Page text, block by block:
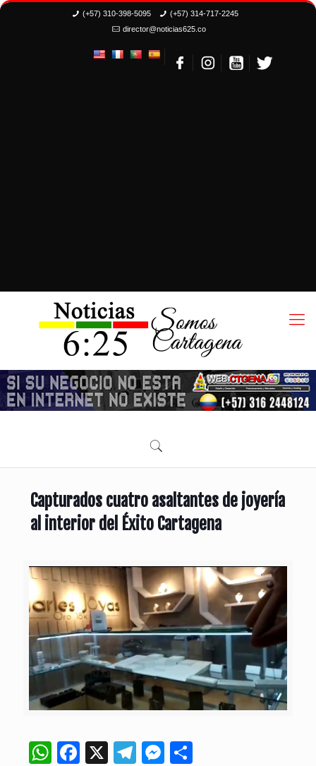
(+57) 310-398-5095
(+57) 314-717-2245
director@noticias625.co
Capturados cuatro asaltantes de joyería
al interior del Éxito Cartagena
WhatsApp
Facebook
X Telegram
Messenger